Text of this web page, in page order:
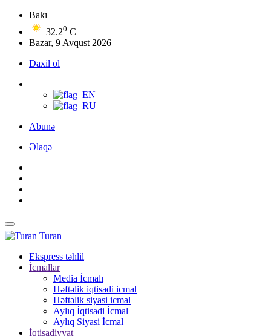
Bakı
32.20 C
Bazar, 9 Avqust 2026
Daxil ol
Abunə
Əlaqə
Turan
Ekspress təhlil
İcmallar
Media İcmalı
Həftəlik iqtisadi icmal
Həftəlik siyasi icmal
Aylıq İqtisadi İcmal
Aylıq Siyasi İcmal
İqtisadiyyat